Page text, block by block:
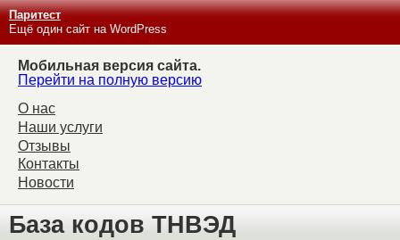
Паритест
Ещё один сайт на WordPress
Мобильная версия сайта.
Перейти на полную версию
О нас
Наши услуги
Отзывы
Контакты
Новости
База кодов ТНВЭД